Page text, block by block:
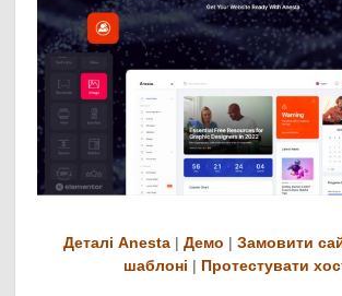
Деталі Anesta| Демо | Замовити
шаблоні | Протестувати